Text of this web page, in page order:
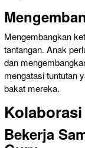
Mengembangkan
tantangan. Anak
dan
mengatasi tuntutan
bakat mereka.
Bekerja